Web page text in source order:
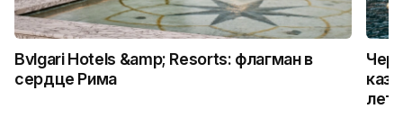
Bvlgari Hotels &amp; Resorts: флагман в
сердце Рима